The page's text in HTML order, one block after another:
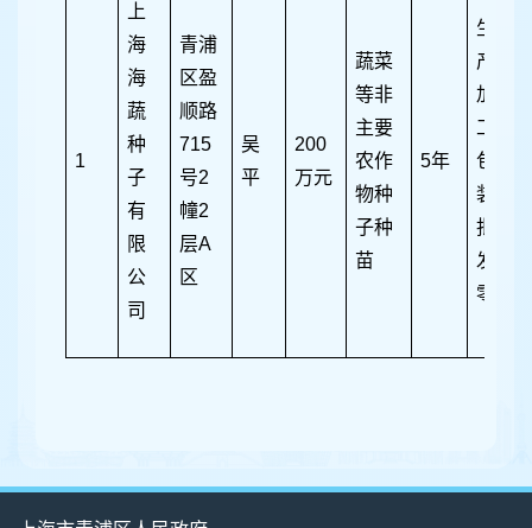
1
上
海
海
蔬
种
子
有
限
公
司
青浦
区盈
顺路
715
号2
幢2
层A
区
吴
平
200
万元
蔬菜
等非
主要
农作
物种
子种
苗
5年
生
产、
加
工、
包
装、
批
发、
零售